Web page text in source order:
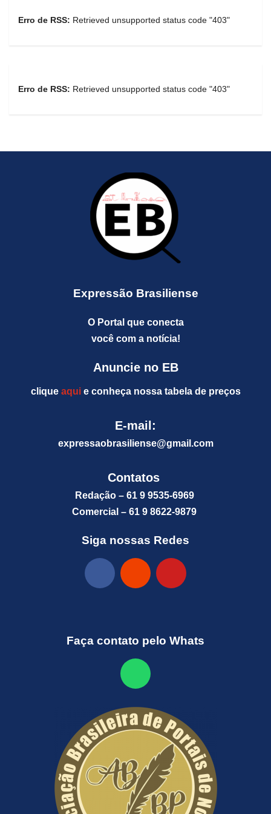
Erro de RSS: Retrieved unsupported status code "403"
Erro de RSS: Retrieved unsupported status code "403"
Expressão Brasiliense
O Portal que conecta
você com a notícia!
Anuncie no EB
clique aquie conheça nossa tabela de preços
E-mail:
expressaobrasiliense@gmail.com
Contatos
Redação – 61 9 9535-6969
Comercial – 61 9 8622-9879
Siga nossas Redes
Faça contato pelo Whats